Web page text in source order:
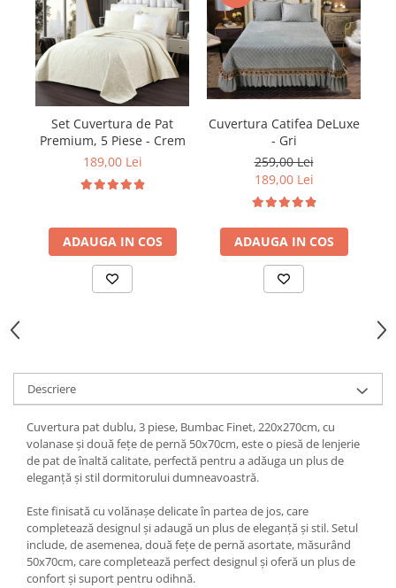
Set Cuvertura de Pat
Premium, 5 Piese - Crem
189,00 Lei
ADAUGA IN COS
Cuvertura Catifea DeLuxe
- Gri
259,00 Lei
189,00 Lei
ADAUGA IN COS
Descriere
Cuvertura pat dublu, 3 piese, Bumbac Finet, 220x270cm, cu
volanase și două fețe de pernă 50x70cm, este o piesă de lenjerie
de pat de înaltă calitate, perfectă pentru a adăuga un plus de
eleganță și stil dormitorului dumneavoastră.
Este finisată cu volănașe delicate în partea de jos, care
completează designul și adaugă un plus de eleganță și stil. Setul
include, de asemenea, două fețe de pernă asortate, măsurând
50x70cm, care completează perfect designul și oferă un plus de
confort și suport pentru odihnă.